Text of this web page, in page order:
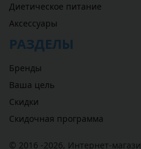
Диетическое питание
Аксессуары
РАЗДЕЛЫ
Бренды
Ваша цель
Скидки
Скидочная программа
© 2016 -2026, Интернет-